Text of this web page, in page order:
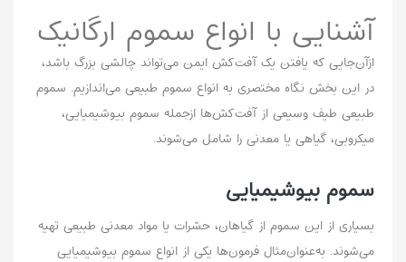
آشنایی با انواع سموم ارگانیک
ازآن‌جایی که یافتن یک آفت‌کش ایمن می‌تواند چالشی بزرگ باشد،
در این بخش نگاه مختصری به انواع سموم طبیعی می‌اندازیم. سموم
طبیعی طیف وسیعی از آفت‌کش‌ها ازجمله سموم بیوشیمیایی،
میکروبی، گیاهی یا معدنی را شامل می‌شوند.
سموم بیوشیمیایی
بسیاری از این سموم از گیاهان، حشرات یا مواد معدنی طبیعی تهیه
می‌شوند. به‌عنوان‌مثال فرمون‌ها یکی از انواع سموم بیوشیمیایی